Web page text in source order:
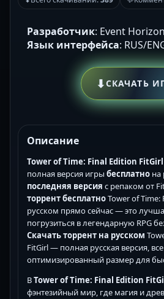
Разработчик: Event Horizon
Язык интерфейса: RUS/
⬇СКАЧАТЬ
Описание
Tower of Time: Final Edition
полная версия игры бесплатно на
последняя версия с репаком от
торрент бесплатноTower of Time:
русском прямо сейчас — это
погрузиться в легендарную RPG
Скачать торрент на русском
FitGirl — полная русская версия,
оптимизированный размер для
ВTower of Time: Final Edition
фэнтезийный мир, где магия и